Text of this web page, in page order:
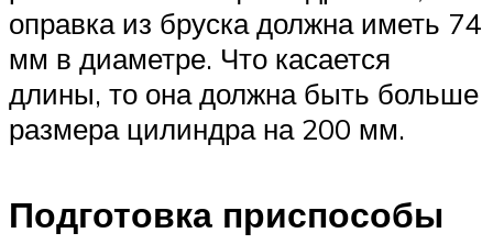
оправка из бруска должна иметь 74
мм в диаметре. Что касается
длины, то она должна быть больше
размера цилиндра на 200 мм.
Подготовка приспособы